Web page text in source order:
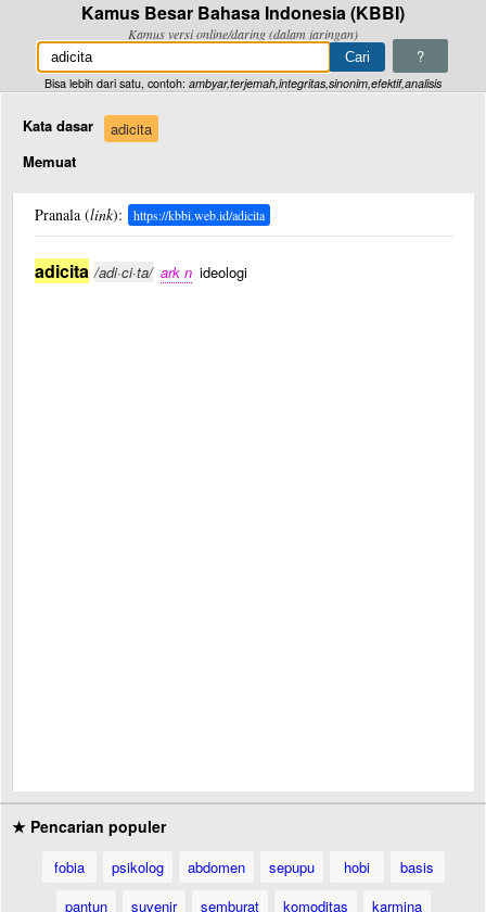
Kamus Besar Bahasa Indonesia (KBBI)
Kamus versi online/daring (dalam jaringan)
?
Bisa lebih dari satu, contoh: ambyar,terjemah,integritas,sinonim,efektif,analisis
Kata dasar
adicita
Memuat
Pranala (link): https://kbbi.web.id/adicita
adicita /adi·ci·ta/ ark n ideologi
★ Pencarian populer
fobia psikolog abdomen sepupu hobi
basis
pantun
suvenir semburat komoditas
karmina